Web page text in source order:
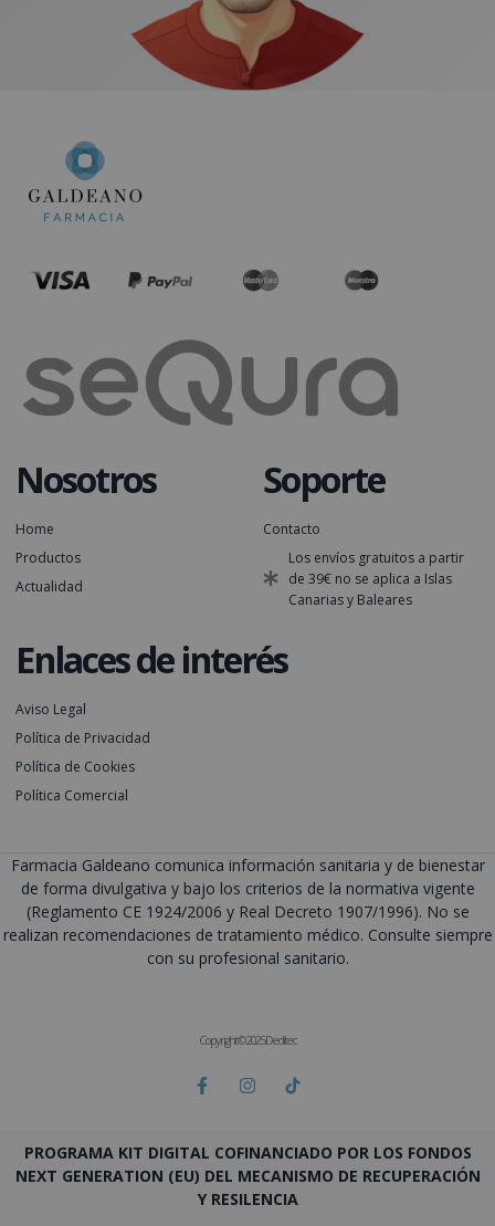
Nosotros
Home
Productos
Actualidad
Soporte
Contacto
Los envíos gratuitos a partir
de 39€ no se aplica a Islas
Canarias y Baleares
Enlaces de interés
Aviso Legal
Política de Privacidad
Política de Cookies
Política Comercial
Farmacia Galdeano comunica información sanitaria y de bienestar
de forma divulgativa y bajo los criterios de la normativa vigente
(Reglamento CE 1924/2006 y Real Decreto 1907/1996). No se
realizan recomendaciones de tratamiento médico. Consulte siempre
con su profesional sanitario.
Copyright © 2025 Deditec
PROGRAMA KIT DIGITAL COFINANCIADO POR LOS FONDOS
NEXT GENERATION (EU) DEL MECANISMO DE RECUPERACIÓN
Y RESILENCIA